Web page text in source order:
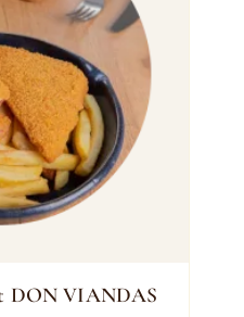
DON VIANDAS